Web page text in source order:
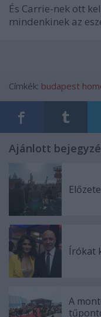
És Carrie-nek ott
mindenkinek az
Címkék: budapest
Ajánlott
Írókat
A